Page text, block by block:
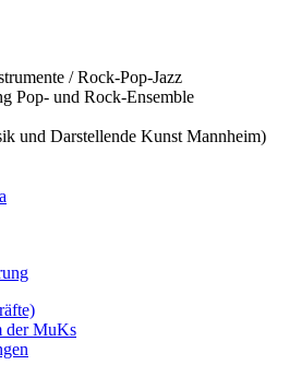
/ Rock-Pop-Jazz
Pop- und Rock-Ensemble
und Darstellende Kunst Mannheim)
der MuKs